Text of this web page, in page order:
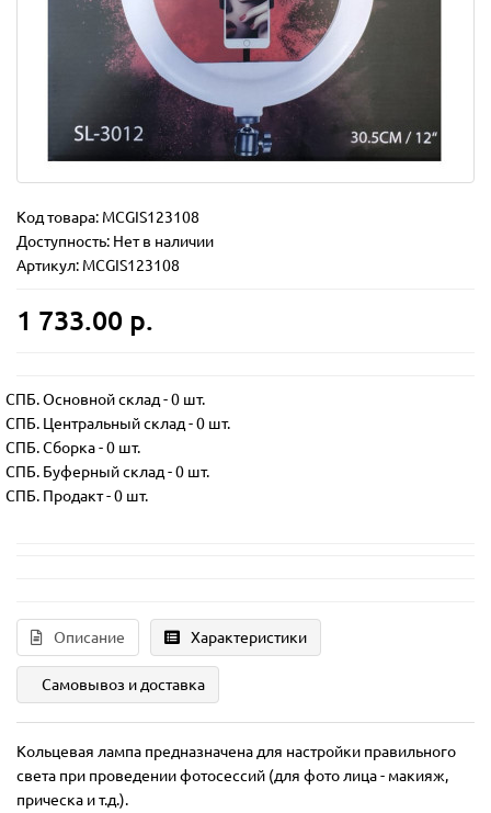
Код товара: MCGIS123108
Доступность: Нет в наличии
Артикул: MCGIS123108
1 733.00 р.
СПБ. Основной склад-0 шт.
СПБ. Центральный склад-0 шт.
СПБ. Сборка-0 шт.
СПБ. Буферный склад-0 шт.
СПБ. Продакт-0 шт.
Описание Характеристики
Самовывоз и доставка
Кольцевая лампа предназначена для настройки правильного
света при проведении фотосессий (для фото лица - макияж,
прическа и т.д.).